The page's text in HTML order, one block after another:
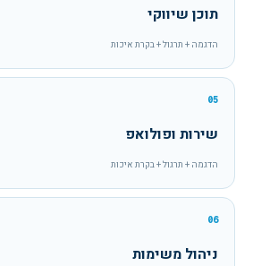
תוכן שיווקי
הדגמה + תרגול + בקרת איכות
05
שירות ופולואפ
הדגמה + תרגול + בקרת איכות
06
ניהול משימות